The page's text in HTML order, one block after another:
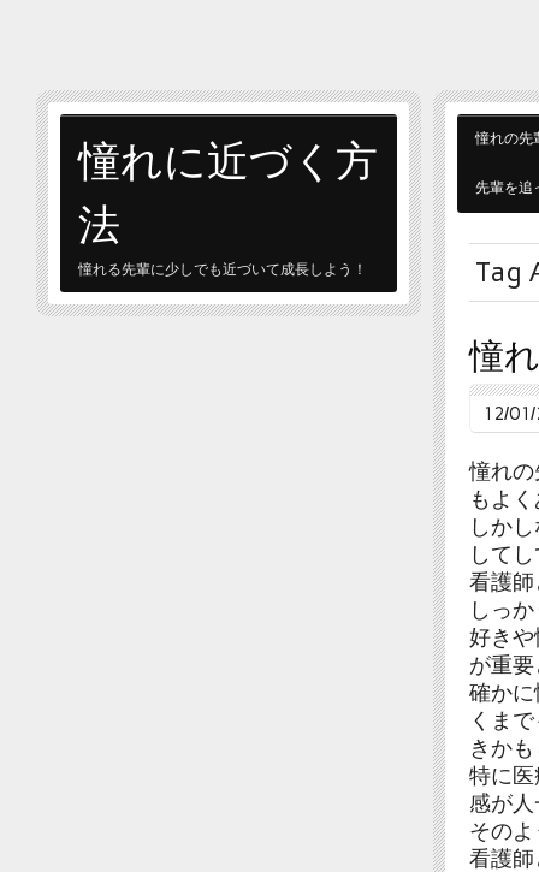
憧れの先
先輩を追
Tag
憧
12/
憧れ
もよ
しか
して
看護
しっ
好き
が重
確か
くま
きか
特に
感が
その
看護
憧れに近づく方
法
憧れる先輩に少しでも近づいて成長しよう！